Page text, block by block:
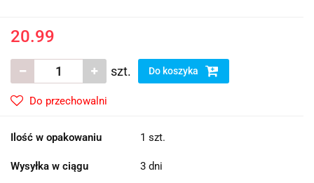
20.99
szt. Do koszyka
Do przechowalni
Ilość w opakowaniu 1 szt.
Wysyłka w ciągu 3 dni